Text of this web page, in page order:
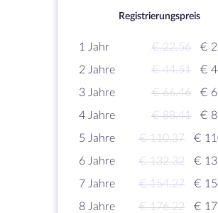
Registrierungspreis
1 Jahr € 22.56
€
2 Jahre
€ 44.51
€
3 Jahre
€ 66.46
€
4 Jahre
€ 88.41
€
5 Jahre
€ 110.37
€
6 Jahre
€ 132.32
€
7 Jahre
€ 154.27
€
8 Jahre
€ 176.22
€